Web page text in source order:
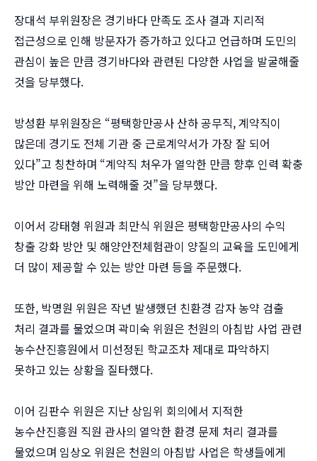
장대석 부위원장은 경기바다 만족도 조사 결과 지리적
접근성으로 인해 방문자가 증가하고 있다고 언급하며 도민의
관심이 높은 만큼 경기바다와 관련된 다양한 사업을 발굴해줄
것을 당부했다.
방성환 부위원장은 “평택항만공사 산하 공무직, 계약직이
많은데 경기도 전체 기관 중 근로계약서가 가장 잘 되어
있다”고 칭찬하며 “계약직 처우가 열악한 만큼 향후 인력 확충
방안 마련을 위해 노력해줄 것”을 당부했다.
이어서 강태형 위원과 최만식 위원은 평택항만공사의 수익
창출 강화 방안 및 해양안전체험관이 양질의 교육을 도민에게
더 많이 제공할 수 있는 방안 마련 등을 주문했다.
또한, 박명원 위원은 작년 발생했던 친환경 감자 농약 검출
처리 결과를 물었으며 곽미숙 위원은 천원의 아침밥 사업 관련
농수산진흥원에서 미선정된 학교조차 제대로 파악하지
못하고 있는 상황을 질타했다.
이어 김판수 위원은 지난 상임위 회의에서 지적한
농수산진흥원 직원 관사의 열악한 환경 문제 처리 결과를
물었으며 임상오 위원은 천원의 아침밥 사업은 학생들에게